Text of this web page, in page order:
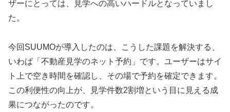
ザーにとっては、見学への高いハードルとなっていまし
た。
今回SUUMOが導入したのは、こうした課題を解決する、
いわば「不動産見学のネット予約」です。ユーザーはサイ
ト上で空き時間を確認し、その場で予約を確定できます。
この利便性の向上が、見学件数2割増という目に見える成
果につながったのです。